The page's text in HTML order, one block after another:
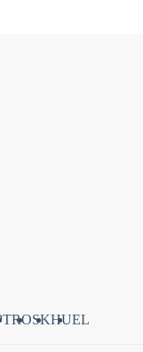
ROSKHUEL